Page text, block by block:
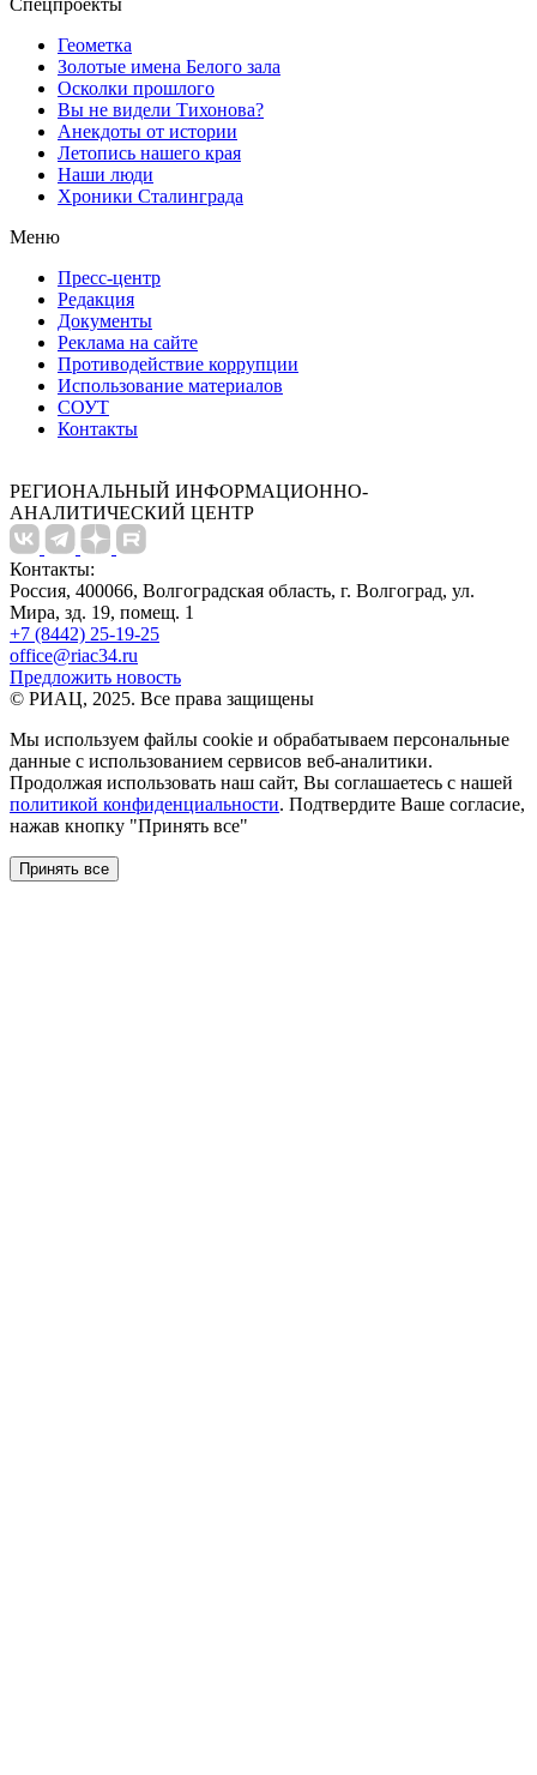
Геометка
Золотые имена Белого зала
Осколки прошлого
Вы не видели Тихонова?
Анекдоты от истории
Летопись нашего края
Наши люди
Хроники Сталинграда
Меню
Пресс-центр
Редакция
Документы
Реклама на сайте
Противодействие коррупции
Использование материалов
СОУТ
Контакты
РЕГИОНАЛЬНЫЙ ИНФОРМАЦИОННО-
АНАЛИТИЧЕСКИЙ ЦЕНТР
Контакты:
Россия, 400066, Волгоградская область, г. Волгоград, ул.
Мира, зд. 19, помещ. 1
+7 (8442) 25-19-25
office@riac34.ru
Предложить новость
© РИАЦ, 2025. Все права защищены
Мы используем файлы сookie и обрабатываем персональные
данные с использованием сервисов веб-аналитики.
Продолжая использовать наш сайт, Вы соглашаетесь с нашей
политикой конфиденциальности. Подтвердите Ваше согласие,
нажав кнопку "Принять все"
Принять все